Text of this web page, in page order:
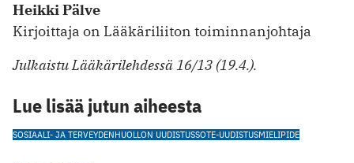
Heikki Pälve
Kirjoittaja on Lääkäriliiton toiminnanjohtaja
Julkaistu Lääkärilehdessä 16/13 (19.4.).
Lue lisää jutun aiheesta
SOSIAALI- JA TERVEYDENHUOLLON UUDISTUSSOTE-UUDISTUSMIELIPIDE